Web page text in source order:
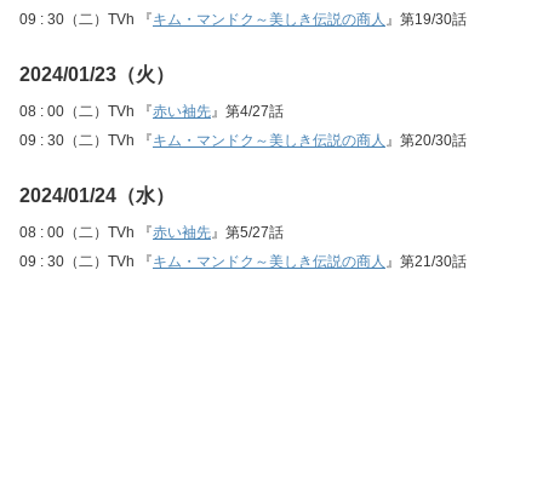
09 : 30（二）TVh 『キム・マンドク～美しき伝説の商人 』第19/30話
2024/01/23（火）
08 : 00（二）TVh 『赤い袖先』第4/27話
09 : 30（二）TVh 『キム・マンドク～美しき伝説の商人 』第20/30話
2024/01/24（水）
08 : 00（二）TVh 『赤い袖先』第5/27話
09 : 30（二）TVh 『キム・マンドク～美しき伝説の商人 』第21/30話